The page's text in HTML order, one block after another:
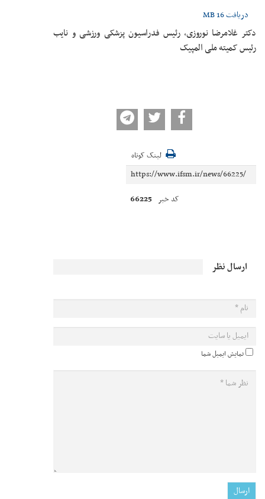
دریافت16 MB
دکتر غلامرضا نوروزی، رئیس فدراسیون پزشکی ورزشی و نایب
رئیس کمیته ملی المپیک
لینک کوتاه
کد خبر 66225
ارسال نظر
نمایش ایمیل شما